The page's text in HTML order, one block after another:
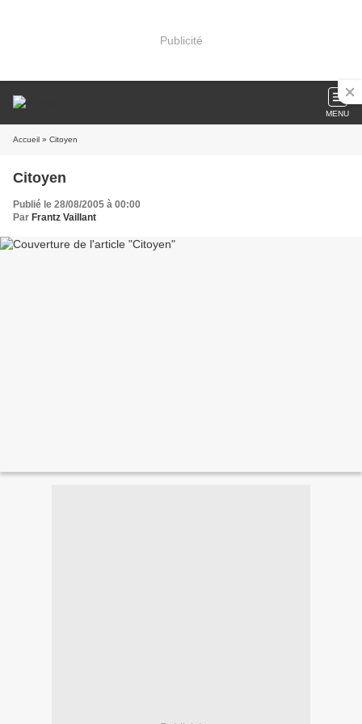
Publicité
MENU
Accueil » Citoyen
Citoyen
Publié le 28/08/2005 à 00:00
Par Frantz Vaillant